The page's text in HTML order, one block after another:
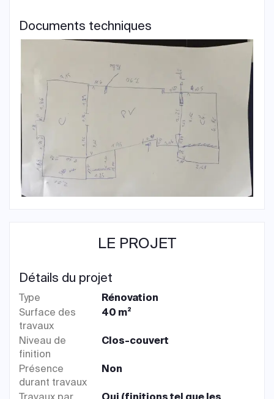
Documents techniques
LE PROJET
Détails du projet
Type
Rénovation
Surface des
travaux
40 m²
Niveau de
finition
Clos-couvert
Présence
durant travaux
Non